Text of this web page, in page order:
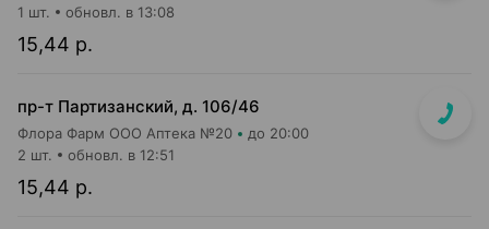
15,44 р.
1 шт. обновл. в 13:08
пр-т Партизанский, д. 106/46
Флора Фарм ООО Аптека №20 до 20:00
15,44 р.
2 шт. обновл. в 12:51